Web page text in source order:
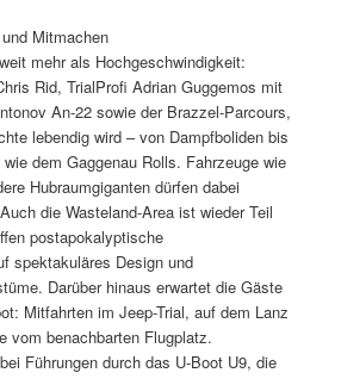
Mitmachen
mehr als Hochgeschwindigkeit:
Rid, TrialProfi Adrian Guggemos mit
An-22 sowie der Brazzel-Parcours,
lebendig wird – von Dampfboliden bis
wie dem Gaggenau Rolls. Fahrzeuge wie
Hubraumgiganten dürfen dabei
die Wasteland-Area ist wieder Teil
postapokalyptische
spektakuläres Design und
Darüber hinaus erwartet die Gäste
Mitfahrten im Jeep-Trial, auf dem Lanz
vom benachbarten Flugplatz.
Führungen durch das U-Boot U9, die